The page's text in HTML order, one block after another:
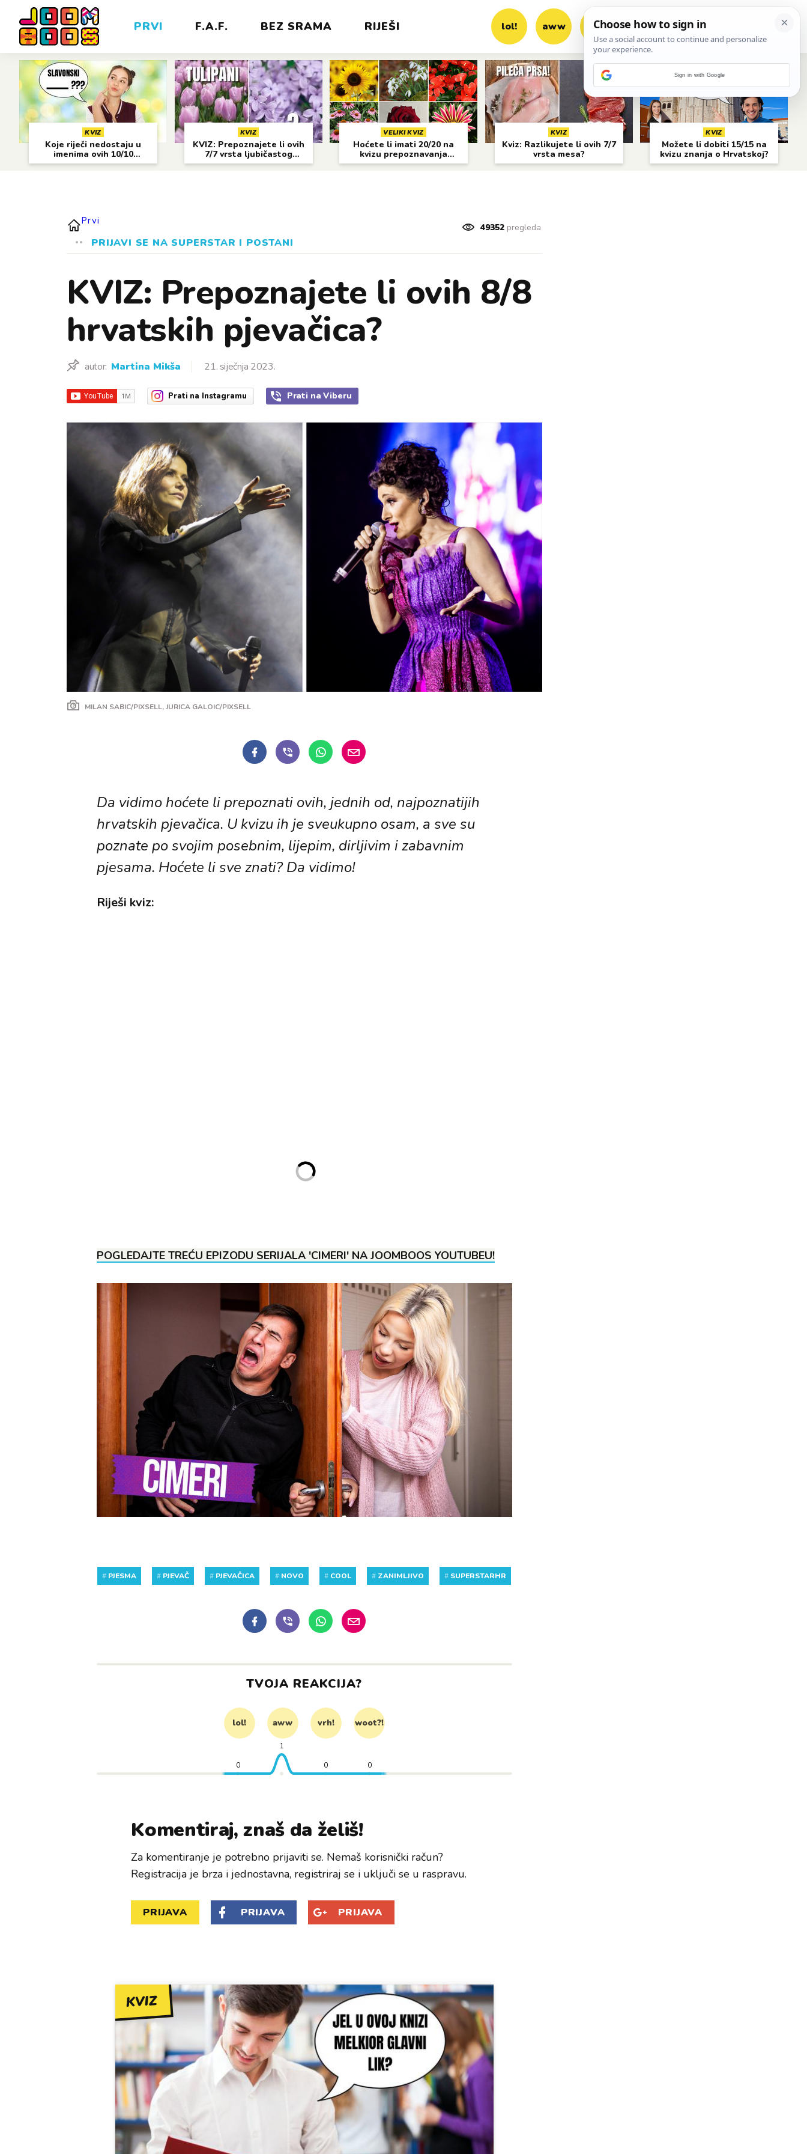
PRVI F.A.F. BEZ SRAMA RIJEŠI lol! aww vrh! woot?!
KVIZ
Koje riječi nedostaju u
imenima ovih 10/10
gradova?
KVIZ
KVIZ: Prepoznajete li ovih
7/7 vrsta ljubičastog
cvijeća?
VELIKI KVIZ
Hoćete li imati 20/20 na
kvizu prepoznavanja
cvijeća?
KVIZ
Kviz: Razlikujete li ovih 7/7
vrsta mesa?
KVIZ
Možete li dobiti 15/15 na
kvizu znanja o Hrvatskoj?
Prvi
PRIJAVI SE NA SUPERSTAR I POSTANI
49352pregleda
KVIZ: Prepoznajete li ovih 8/8
hrvatskih pjevačica?
autor: Martina Mikša 21. siječnja 2023.
Prati na Instagramu Prati na Viberu
MILAN SABIC/PIXSELL, JURICA GALOIC/PIXSELL
Da vidimo hoćete li prepoznati ovih, jednih od, najpoznatijih
hrvatskih pjevačica. U kvizu ih je sveukupno osam, a sve su
poznate po svojim posebnim, lijepim, dirljivim i zabavnim
pjesama. Hoćete li sve znati? Da vidimo!
Riješi kviz:
POGLEDAJTE TREĆU EPIZODU SERIJALA 'CIMERI' NA JOOMBOOS YOUTUBEU!
# PJESMA # PJEVAČ # PJEVAČICA # NOVO # COOL # ZANIMLJIVO # SUPERSTARHR
TVOJA REAKCIJA?
lol! aww vrh! woot?!
0
1
0 0
Komentiraj, znaš da želiš!
Za komentiranje je potrebno prijaviti se. Nemaš korisnički račun?
Registracija je brza i jednostavna, registriraj se i uključi se u raspravu.
PRIJAVA PRIJAVA PRIJAVA
KVIZ
Sign in with Google